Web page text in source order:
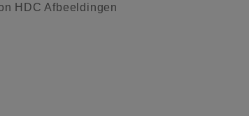
HDC Afbeeldingen